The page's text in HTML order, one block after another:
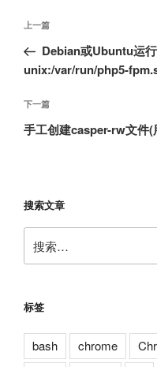
文
导
上
一
篇
章
上一篇
Debian或Ubuntu运
unix:/var/run/php5-
下
一
下一篇
手工创建casper-rw文件
搜索文章
索：
标签
bash chrome